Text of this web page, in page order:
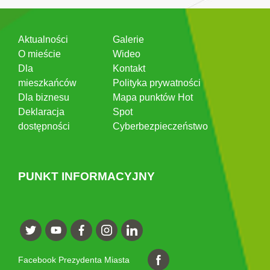
Aktualności
O mieście
Dla
mieszkańców
Dla biznesu
Deklaracja
dostępności
Galerie
Wideo
Kontakt
Polityka prywatności
Mapa punktów Hot
Spot
Cyberbezpieczeństwo
PUNKT INFORMACYJNY
Facebook Prezydenta Miasta